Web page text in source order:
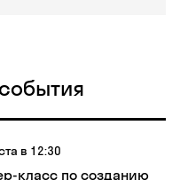
в 12:30
класс по созданию